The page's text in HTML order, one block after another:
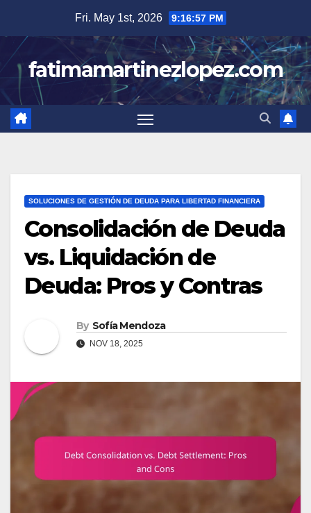
content
Fri. May 1st, 2026 9:16:59 PM
fatimamartinezlopez.com
SOLUCIONES DE GESTIÓN DE DEUDA PARA LIBERTAD FINANCIERA
Consolidación de Deuda
vs. Liquidación de
Deuda: Pros y Contras
By Sofía Mendoza
NOV 18, 2025